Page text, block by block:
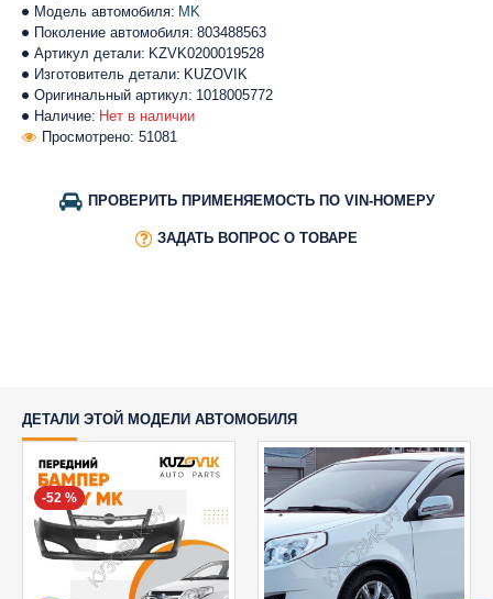
Наличие: Нет в наличии
Модель автомобиля: MK
Поколение автомобиля: 803488563
Артикул детали: KZVK0200019528
Изготовитель детали: KUZOVIK
Оригинальный артикул: 1018005772
Просмотрено: 51081
ПРОВЕРИТЬ ПРИМЕНЯЕМОСТЬ ПО VIN-НОМЕРУ
ЗАДАТЬ ВОПРОС О ТОВАРЕ
ДЕТАЛИ ЭТОЙ МОДЕЛИ АВТОМОБИЛЯ
-52 %